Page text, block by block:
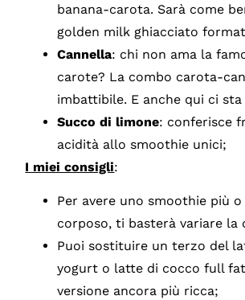
banana-carota. Sarà come
golden milk ghiacciato
Cannella: chi non ama la
carote? La combo carota-
imbattibile. E anche qui ci
Succo di limone: conferisce
acidità allo smoothie unici;
I miei consigli:
Per avere uno smoothie più o
corposo, ti basterà variare la
Puoi sostituire un terzo del
yogurt o latte di cocco full
versione ancora più ricca;